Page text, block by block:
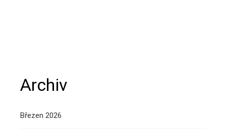
Archiv
Březen 2026